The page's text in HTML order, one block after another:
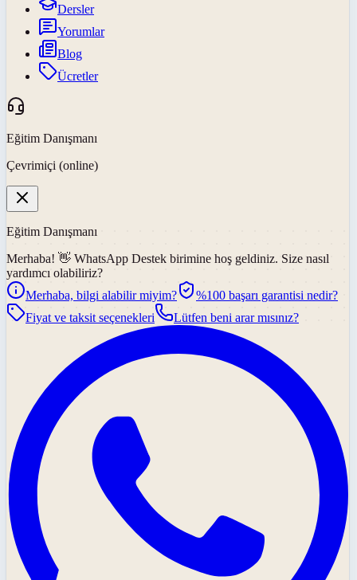
Dersler
Yorumlar
Blog
Ücretler
Eğitim Danışmanı
Çevrimiçi (online)
Eğitim Danışmanı
Merhaba! 👋 WhatsApp Destek birimine hoş geldiniz. Size nasıl
yardımcı olabiliriz?
Merhaba, bilgi alabilir miyim?
%100 başarı garantisi nedir?
Fiyat ve taksit seçenekleri
Lütfen beni arar mısınız?